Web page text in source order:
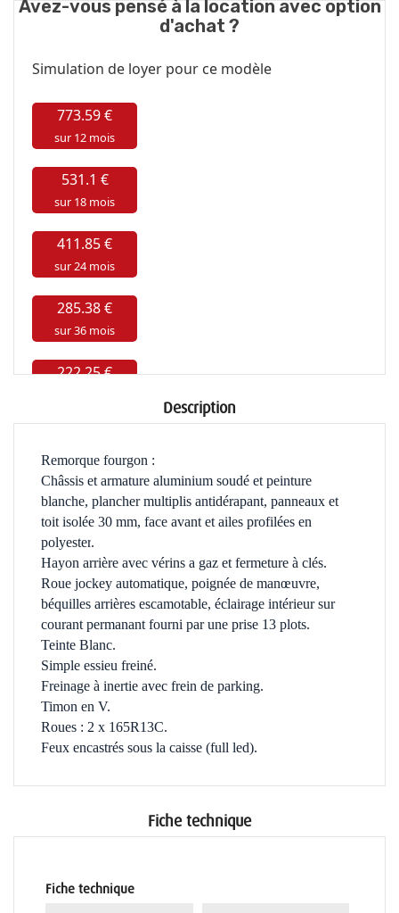
Avez-vous pensé à la location avec option
d'achat ?
Description
Remorque fourgon :
Châssis et armature aluminium soudé et peinture
blanche, plancher multiplis antidérapant, panneaux et
toit isolée 30 mm, face avant et ailes profilées en
polyester.
Hayon arrière avec vérins a gaz et fermeture à clés.
Roue jockey automatique, poignée de manœuvre,
béquilles arrières escamotable, éclairage intérieur sur
courant permanant fourni par une prise 13 plots.
Teinte Blanc.
Simple essieu freiné.
Freinage à inertie avec frein de parking.
Timon en V.
Roues : 2 x 165R13C.
Feux encastrés sous la caisse (full led).
Fiche technique
Fiche technique